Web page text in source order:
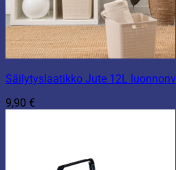
Säilytyslaatikko Jute 12L
9,90 €